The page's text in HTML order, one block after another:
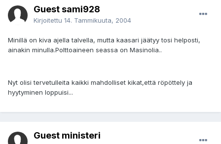
Guest sami928
Kirjoitettu 14. Tammikuuta, 2004
Minillä on kiva ajella talvella, mutta kaasari jäätyy tosi helposti,
ainakin minulla.Polttoaineen seassa on Masinolia..
Nyt olisi tervetulleita kaikki mahdolliset kikat,että röpöttely ja
hyytyminen loppuisi...
Guest ministeri